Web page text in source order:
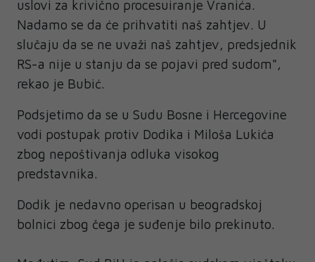
uslovi za krivično procesuiranje Vranića.
Nadamo se da će prihvatiti naš zahtjev. U
slučaju da se ne uvaži naš zahtjev, predsjednik
RS-a nije u stanju da se pojavi pred sudom",
rekao je Bubić.
Podsjetimo da se u Sudu Bosne i Hercegovine
vodi postupak protiv Dodika i Miloša Lukića
zbog nepoštivanja odluka visokog
predstavnika.
Dodik je nedavno operisan u beogradskoj
bolnici zbog čega je suđenje bilo prekinuto.